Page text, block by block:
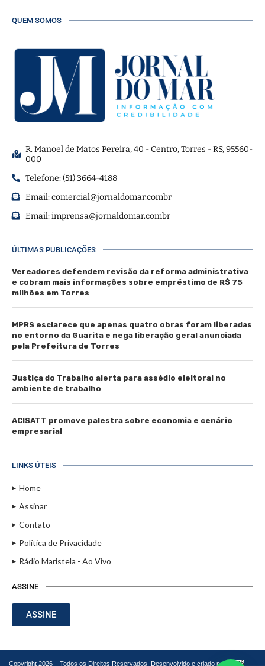
QUEM SOMOS
R. Manoel de Matos Pereira, 40 - Centro, Torres - RS, 95560-
000
Telefone: (51) 3664-4188
Email:comercial@jornaldomar.combr
Email:imprensa@jornaldomar.combr
ÚLTIMAS PUBLICAÇÕES
Vereadores defendem revisão da reforma administrativa
e cobram mais informações sobre empréstimo de R$ 75
milhões em Torres
MPRS esclarece que apenas quatro obras foram liberadas
no entorno da Guarita e nega liberação geral anunciada
pela Prefeitura de Torres
Justiça do Trabalho alerta para assédio eleitoral no
ambiente de trabalho
ACISATT promove palestra sobre economia e cenário
empresarial
LINKS ÚTEIS
Home
Assinar
Contato
Política de Privacidade
Rádio Maristela - Ao Vivo
ASSINE
ASSINE
Copyright 2026 – Todos os Direitos Reservados. Desenvolvido e criado por Cadô